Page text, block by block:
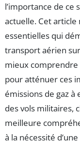
l’importance de ce
actuelle. Cet
essentielles qui
transport aérien
mieux comprendre
pour atténuer ces
émissions de gaz
des vols militaires,
meilleure
à la nécessité